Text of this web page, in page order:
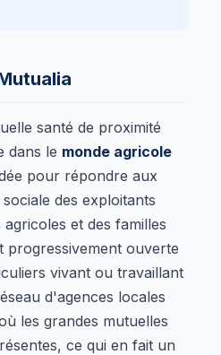
santé de proximité
dans le monde agricole
pour répondre aux
des exploitants
et des familles
progressivement ouverte
vivant ou travaillant
d'agences locales
les grandes mutuelles
ce qui en fait un